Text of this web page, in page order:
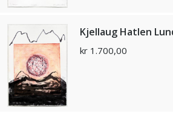
Kjellaug Hatlen
kr 1.700,00